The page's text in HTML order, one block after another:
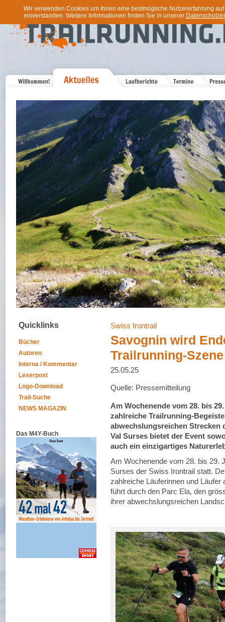
Wir verwenden Cookies um Ihnen eine bestmögliche Nutzererfahrung
einverstanden. Weitere Informationen finden Sie in unserer
Quicklinks
Bücher
Autoren
Interna / Kommentar
Leserpost
Logo-Download
Trail-Suche
NEWS MAGAZIN
Das M4Y-Buch
Swiss Irontrail
Savognin wird
Trailrunning-Szene
25.05.25
Quelle: Pressemitteilung
Am Wochenende vom 28. bis
zahlreiche Trailrunning-
abwechslungsreichen Strecken
Val Surses bietet der Event
auch ein einzigartiges
Am Wochenende vom 28. bis 29.
Surses der Swiss Irontrail statt.
zahlreiche Läuferinnen und
führt durch den Parc Ela, den
ihrer abwechslungsreichen